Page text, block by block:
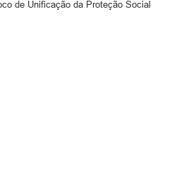
de Unificação da Proteção Social